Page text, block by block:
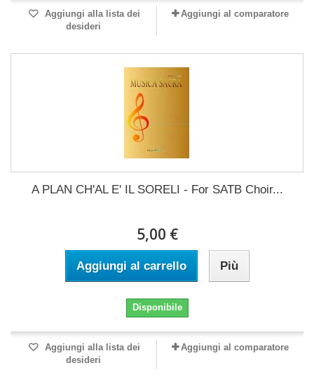
Aggiungi alla lista dei
desideri
Aggiungi al comparatore
A PLAN CH'AL E' IL SORELI - For SATB Choir...
5,00 €
Aggiungi al carrello Più
Disponibile
Aggiungi alla lista dei
desideri
Aggiungi al comparatore